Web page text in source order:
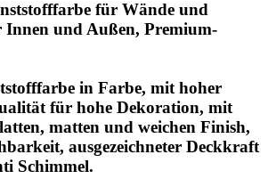
für Wände und
Innen und Außen, Premium-
in Farbe, mit hoher
für hohe Dekoration, mit
matten und weichen Finish,
ausgezeichneter Deckkraft
Schimmel.